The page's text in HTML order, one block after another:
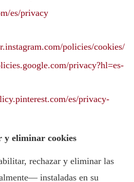
es/privacy
policies/cookies/
privacy?hl=es-
es/privacy-
y eliminar cookies
rechazar y eliminar las
instaladas en su